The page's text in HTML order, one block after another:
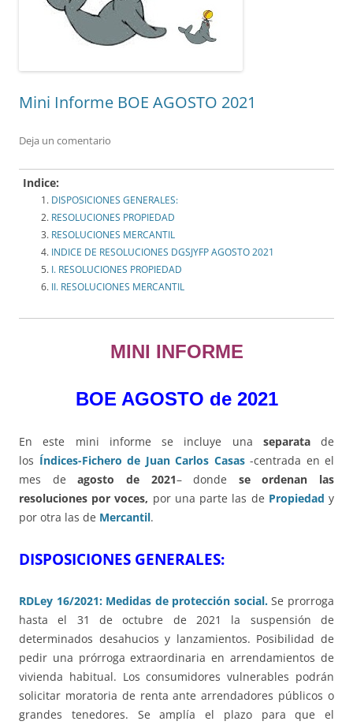
Mini Informe BOE AGOSTO 2021
Deja un comentario
Indice:
DISPOSICIONES GENERALES:
RESOLUCIONES PROPIEDAD
RESOLUCIONES MERCANTIL
INDICE DE RESOLUCIONES DGSJYFP AGOSTO 2021
I. RESOLUCIONES PROPIEDAD
II. RESOLUCIONES MERCANTIL
MINI INFORME
BOE AGOSTO de 2021
En este mini informe se incluye una separatade
los Índices-Fichero de Juan Carlos Casas-centrada en el
mes deagosto de 2021– donde se ordenan las
resoluciones por voces, por una parte las de Propiedad y
por otra las de Mercantil.
DISPOSICIONES GENERALES:
RDLey 16/2021: Medidas de protección social. Se prorroga
hasta el 31 de octubre de 2021 la suspensión de
determinados desahucios y lanzamientos. Posibilidad de
pedir una prórroga extraordinaria en arrendamientos de
vivienda habitual. Los consumidores vulnerables podrán
solicitar moratoria de renta ante arrendadores públicos o
grandes tenedores. Se amplía el plazo para que el